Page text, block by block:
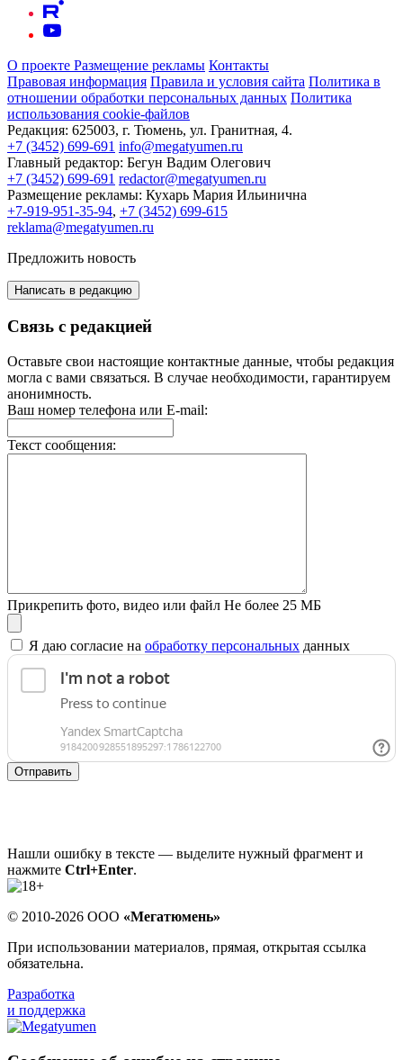
О проекте Размещение рекламы Контакты
Правовая информация Правила и условия сайта Политика в
отношении обработки персональных данных Политика
использования cookie-файлов
Редакция: 625003, г. Тюмень, ул. Гранитная, 4.
+7 (3452) 699-691 info@megatyumen.ru
Главный редактор: Бегун Вадим Олегович
+7 (3452) 699-691 redactor@megatyumen.ru
Размещение рекламы: Кухарь Мария Ильинична
+7-919-951-35-94, +7 (3452) 699-615
reklama@megatyumen.ru
Предложить новость
Написать в редакцию
Связь с редакцией
Оставьте свои настоящие контактные данные, чтобы редакция
могла с вами связаться. В случае необходимости, гарантируем
анонимность.
Ваш номер телефона или E-mail:
Текст сообщения:
Прикрепить фото, видео или файл Не более 25 МБ
Я даю согласие на обработку персональных данных
Отправить
Нашли ошибку в тексте — выделите нужный фрагмент и
нажмите Ctrl+Enter.
© 2010-2026 ООО «Мегатюмень»
При использовании материалов, прямая, открытая ссылка
обязательна.
Разработка
и поддержка